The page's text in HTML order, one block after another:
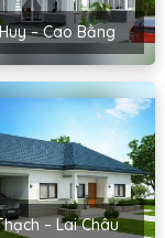
– Cao Bằng
– Lai Châu